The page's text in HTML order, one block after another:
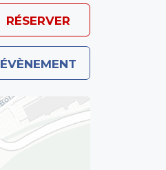
RÉSERVER
ÉVÈNEMENT